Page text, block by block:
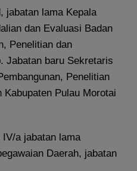
jabatan lama Kepala
dan Evaluasi Badan
Penelitian dan
Jabatan baru Sekretaris
Penelitian
Kabupaten Pulau Morotai
IV/a jabatan lama
Daerah, jabatan